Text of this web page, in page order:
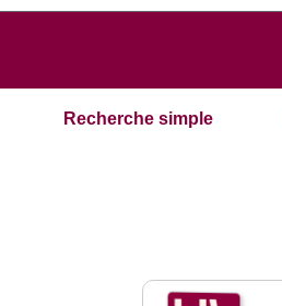
Recherche simple